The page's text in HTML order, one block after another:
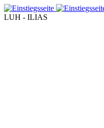
LUH - ILIAS